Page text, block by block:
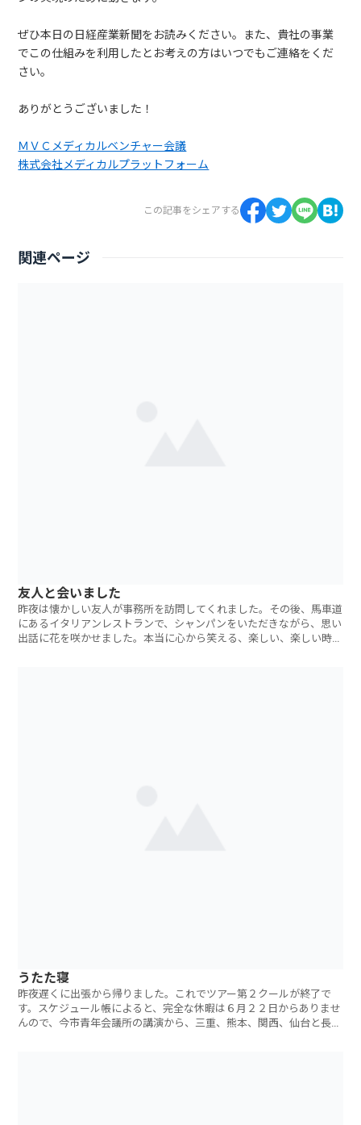
ぜひ本日の日経産業新聞をお読みください。また、貴社の事業
でこの仕組みを利用したとお考えの方はいつでもご連絡をくだ
さい。
ありがとうございました！
ＭＶＣメディカルベンチャー会議
株式会社メディカルプラットフォーム
この記事をシェアする
関連ページ
友人と会いました
昨夜は懐かしい友人が事務所を訪問してくれました。その後、馬車道
にあるイタリアンレストランで、シャンパンをいただきながら、思い
出話に花を咲かせました。本当に心から笑える、楽しい、楽しい時間
うたた寝
昨夜遅くに出張から帰りました。これでツアー第２クールが終了で
す。スケジュール帳によると、完全な休暇は６月２２日からありませ
んので、今市青年会議所の講演から、三重、熊本、関西、仙台と長